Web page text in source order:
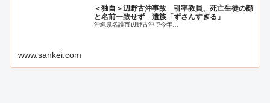
＜独自＞辺野古沖事故 引率教員、死亡生徒の顔
と名前一致せず 遺族「ずさんすぎる」
沖縄県名護市辺野古沖で今年…
www.sankei.com